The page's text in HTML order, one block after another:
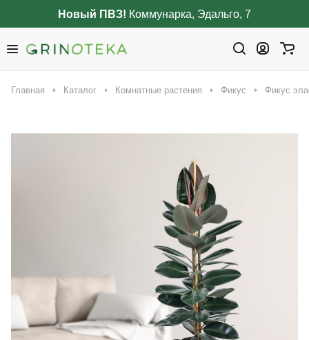
Новый ПВЗ! Коммунарка, Эдальго, 7
Главная Каталог Комнатные растения Фикус Фикус